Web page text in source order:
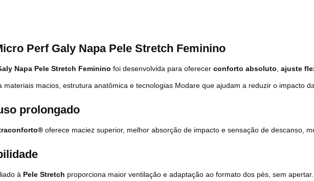
Perf Galy Napa Pele Stretch Feminino
Napa Pele Stretch Feminino foi desenvolvida para oferecer conforto absoluto ajuste
macios, estrutura anatômica e tecnologias Modare que ajudam a reduzir o impacto
prolongado
oferece maciez superior, melhor absorção de impacto e sensação de descanso,
à Pele Stretch proporciona maior ventilação e adaptação ao formato dos pés, sem